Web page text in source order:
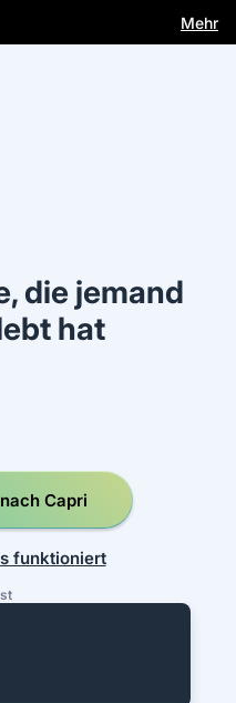
dich Mehr
die jemand
hat
Capri
funktioniert